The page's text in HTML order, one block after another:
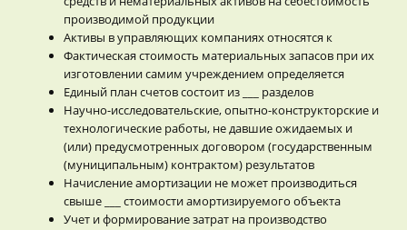
производимой продукции
Активы в управляющих компаниях относятся к
Фактическая стоимость материальных запасов при их
изготовлении самим учреждением определяется
Единый план счетов состоит из ___ разделов
Научно-исследовательские, опытно-конструкторские и
технологические работы, не давшие ожидаемых и
(или) предусмотренных договором (государственным
(муниципальным) контрактом) результатов
Начисление амортизации не может производиться
свыше ___ стоимости амортизируемого объекта
Учет и формирование затрат на производство